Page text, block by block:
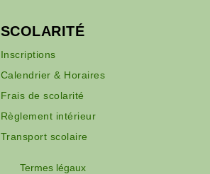
SCOLARITÉ
Inscriptions
Calendrier & Horaires
Frais de scolarité
Règlement intérieur
Transport scolaire
Termes légaux